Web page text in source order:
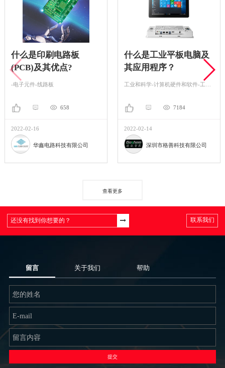
什么是印刷电路板
(PCB)及其优点?
-电子元件-线路板
658
2022-02-16
华鑫电路科技有限公司
什么是工业平板电脑及
其应用程序？
7184
2022-02-14
深圳市格善科技有限公司
查看更多
联系我们
留言 关于我们 帮助
提交